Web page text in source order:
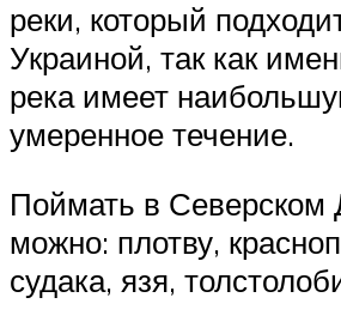
реки, который
Украиной, так как
река имеет
умеренное течение.
Поймать в Северском
можно: плотву,
судака, язя,